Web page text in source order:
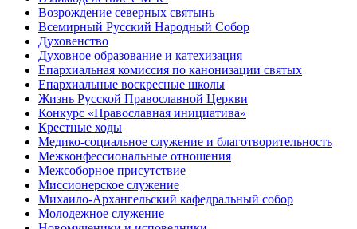
Возрождение северных святынь
Всемирный Русский Народный Собор
Духовенство
Духовное образование и катехизация
Епархиальная комиссия по канонизации святых
Епархиальные воскресные школы
Жизнь Русской Православной Церкви
Конкурс «Православная инициатива»
Крестные ходы
Медико-социальное служение и благотворительность
Межконфессиональные отношения
Межсоборное присутствие
Миссионерское служение
Михаило-Архангельский кафедральный собор
Молодежное служение